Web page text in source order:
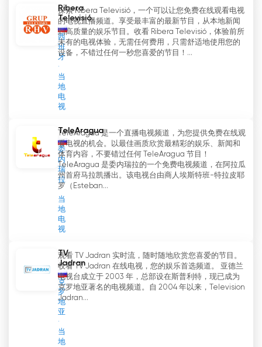
Ribera
Televisió
西
班
牙
当
地
电
视
探索 Ribera Televisió，一个可以让您免费在线观看电视
的电视直播频道。享受最丰富的最新节目，从本地新闻
到高质量的娱乐节目。收看 Ribera Televisió，体验前所
未有的电视体验，无需任何费用，只需舒适地使用您的
设备，不错过任何一秒您喜爱的节目！...
TeleAragua
委
内
瑞
拉
当
地
电
视
TeleAragua 是一个直播电视频道，为您提供免费在线观
看电视的机会。以最佳画质欣赏最精彩的娱乐、新闻和
体育内容，不要错过任何 TeleAragua 节目！
TeleAragua 是委内瑞拉的一个免费电视频道，在阿拉瓜
州首府马拉凯播出。该电视台由商人埃斯特班-特拉皮耶
罗（Esteban...
TV
Jadran
克
罗
地
亚
当
地
观看 TV Jadran 实时流，随时随地欣赏您喜爱的节目。
收看 TV Jadran 在线电视，您的娱乐首选频道。 亚德兰
电视台成立于 2003 年，总部设在斯普利特，现已成为
克罗地亚著名的电视频道。自 2004 年以来，Television
Jadran...